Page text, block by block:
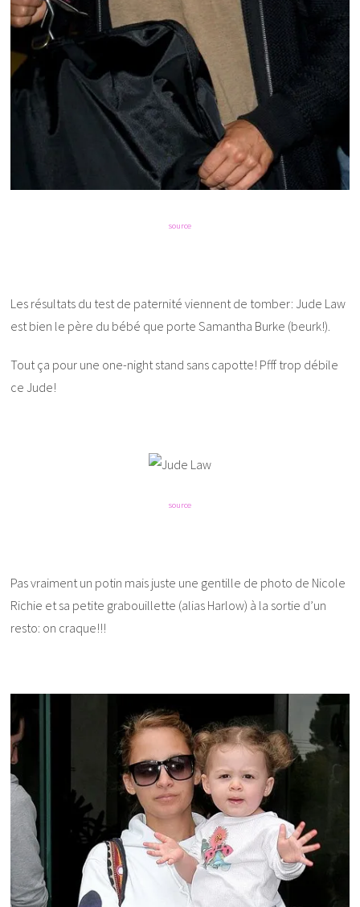
source
Les résultats du test de paternité viennent de tomber: Jude Law
est bien le père du bébé que porte Samantha Burke (beurk!).
Tout ça pour une one-night stand sans capotte! Pfff trop débile
ce Jude!
source
Pas vraiment un potin mais juste une gentille de photo de Nicole
Richie et sa petite grabouillette (alias Harlow) à la sortie d’un
resto: on craque!!!